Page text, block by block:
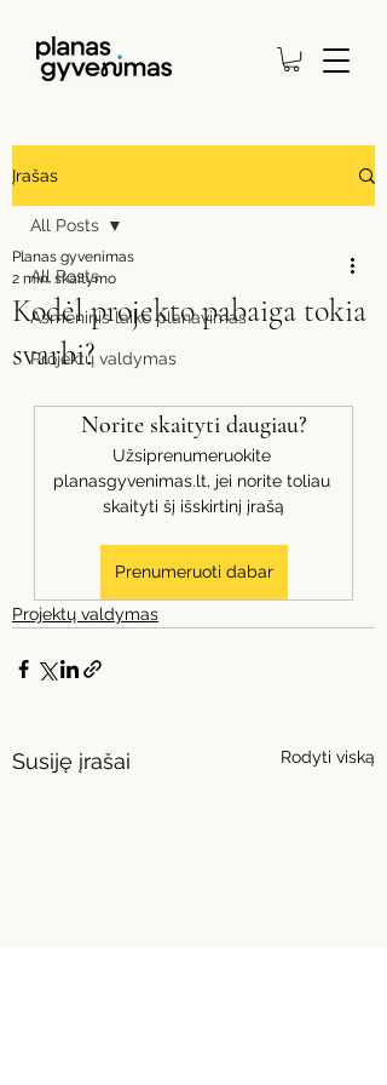
Įrašas
All Posts
Asmeninis laiko planavimas
Projektų valdymas
All Posts
Kodėl projekto pabaiga tokia
svarbi?
Planas gyvenimas
2 min. skaitymo
Norite skaityti daugiau?
Užsiprenumeruokite
planasgyvenimas.lt, jei norite toliau
skaityti šį išskirtinį įrašą
Prenumeruoti dabar
Projektų valdymas
Susiję įrašai Rodyti viską